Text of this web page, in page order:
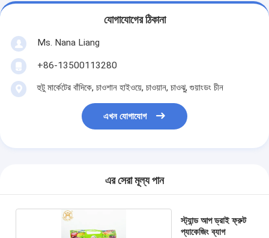
যোগাযোগের ঠিকানা
Ms. Nana Liang
+86-13500113280
হুটু মার্কেটের বাঁদিকে, চাওশান হাইওয়ে, চাওয়ান, চাওঝু, গুয়াংডং চীন
এখন যোগাযোগ
এর সেরা মূল্য পান
স্ট্যান্ড আপ ড্রাই ফ্রুট
প্যাকেজিং ব্যাগ